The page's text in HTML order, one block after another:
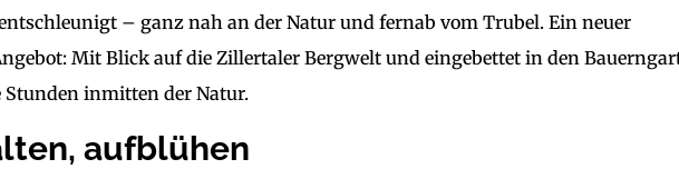
– ganz nah an der Natur und fernab vom Trubel. Ein neuer
Mit Blick auf die Zillertaler Bergwelt und eingebettet in den
inmitten der Natur.
aufblühen